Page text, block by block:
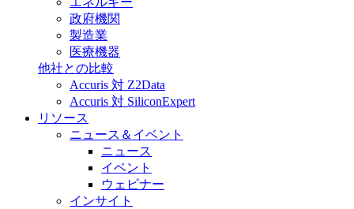
政府機関
製造業
医療機器
他社との比較
Accuris 対 Z2Data
Accuris 対 SiliconExpert
リソース
ニュース＆イベント
ニュース
イベント
ウェビナー
インサイト